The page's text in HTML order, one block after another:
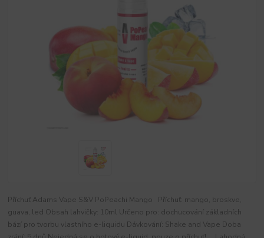
Příchuť Adams Vape S&V PoPeachi Mango Příchuť: mango, broskve,
guava, led Obsah lahvičky: 10ml Určeno pro: dochucování základních
bází pro tvorbu vlastního e-liquidu Dávkování: Shake and Vape Doba